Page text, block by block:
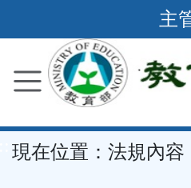
到
要
容
區
主
現在位置： 法規內容